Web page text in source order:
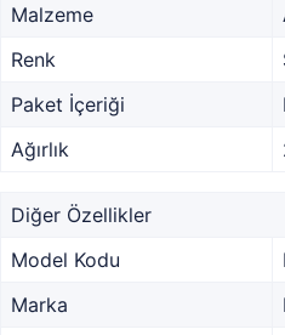
Malzeme
Renk
Paket İçeriği
Ağırlık
Diğer Özellikler
Model Kodu
Marka